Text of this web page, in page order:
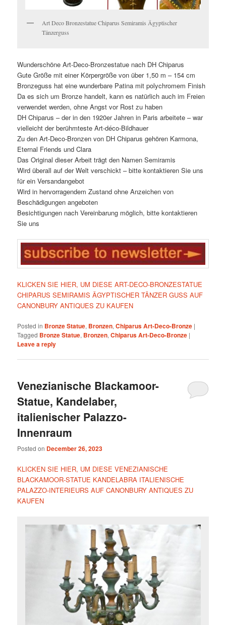
Art Deco Bronzestatue Chiparus Semiramis Ägyptischer
Tänzerguss
Wunderschöne Art-Deco-Bronzestatue nach DH Chiparus
Gute Größe mit einer Körpergröße von über 1,50 m – 154 cm
Bronzeguss hat eine wunderbare Patina mit polychromem Finish
Da es sich um Bronze handelt, kann es natürlich auch im Freien
verwendet werden, ohne Angst vor Rost zu haben
DH Chiparus – der in den 1920er Jahren in Paris arbeitete – war
vielleicht der berühmteste Art-déco-Bildhauer
Zu den Art-Deco-Bronzen von DH Chiparus gehören Karmona,
Eternal Friends und Clara
Das Original dieser Arbeit trägt den Namen Semiramis
Wird überall auf der Welt verschickt – bitte kontaktieren Sie uns
für ein Versandangebot
Wird in hervorragendem Zustand ohne Anzeichen von
Beschädigungen angeboten
Besichtigungen nach Vereinbarung möglich, bitte kontaktieren
Sie uns
KLICKEN SIE HIER, UM DIESE ART-DECO-BRONZESTATUE
CHIPARUS SEMIRAMIS ÄGYPTISCHER TÄNZER GUSS AUF
CANONBURY ANTIQUES ZU KAUFEN
Posted in Bronze Statue, Bronzen,Chiparus Art-Deco-Bronze |
Tagged Bronze Statue, Bronzen,Chiparus Art-Deco-Bronze |
Leave a reply
Venezianische Blackamoor-
Statue, Kandelaber,
italienischer Palazzo-
Innenraum
Posted on December 26, 2023
KLICKEN SIE HIER, UM DIESE VENEZIANISCHE
BLACKAMOOR-STATUE KANDELABRA ITALIENISCHE
PALAZZO-INTERIEURS AUF CANONBURY ANTIQUES ZU
KAUFEN